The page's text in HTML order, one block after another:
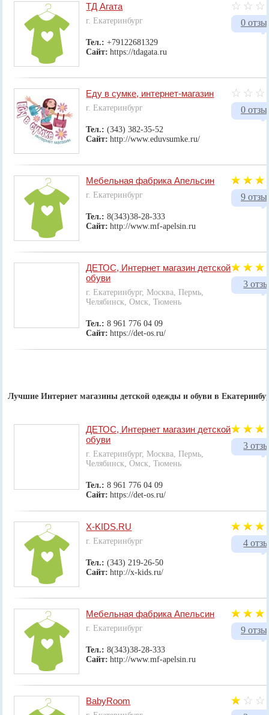
0
ТД Агата
г. Екатеринбург
Тел.:+79122681329
Сайт: https://tdagata.ru
0
Еду в сумке, интернет-магазин
г. Екатеринбург
Тел.:(343) 382-35-52
Сайт: http://www.eduvsumke.ru/
9
Мебельная фабрика Апельсин
г. Екатеринбург
Тел.:8(343)38-28-333
Сайт: http://www.mf-apelsin.ru
3
ДЕТОС, Интернет магазин детской
обуви
г. Екатеринбург, Москва, Пермь,
Челябинск, Омск, Тюмень
Тел.:8 961 776 04 09
Сайт: https://det-os.ru/
Лучшие Интернет магазины детской одежды и обуви в
3
ДЕТОС, Интернет магазин детской
обуви
г. Екатеринбург, Москва, Пермь,
Челябинск, Омск, Тюмень
Тел.:8 961 776 04 09
Сайт: https://det-os.ru/
4
X-KIDS.RU
г. Екатеринбург
Тел.:(343) 219-26-50
Сайт: http://x-kids.ru/
9
Мебельная фабрика Апельсин
г. Екатеринбург
Тел.:8(343)38-28-333
Сайт: http://www.mf-apelsin.ru
BabyRoom